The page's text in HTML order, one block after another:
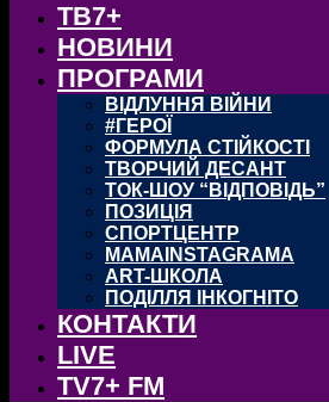
ТВ7+
НОВИНИ
ПРОГРАМИ
ВІДЛУННЯ ВІЙНИ
#ГЕРОЇ
ФОРМУЛА СТІЙКОСТІ
ТВОРЧИЙ ДЕСАНТ
ТОК-ШОУ “ВІДПОВІДЬ”
ПОЗИЦІЯ
СПОРТЦЕНТР
MAMAINSTAGRAMA
ART-ШКОЛА
ПОДІЛЛЯ ІНКОГНІТО
КОНТАКТИ
LIVE
TV7+ FM